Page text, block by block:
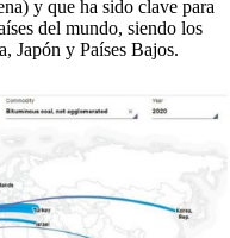
y que ha sido clave para
del mundo, siendo los
Japón y Países Bajos.